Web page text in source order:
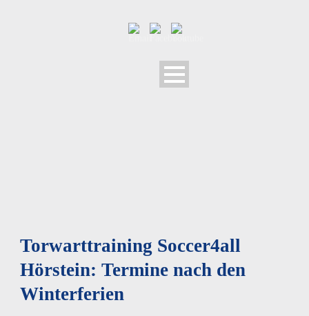
Torwarttraining Soccer4all
Hörstein: Termine nach den
Winterferien